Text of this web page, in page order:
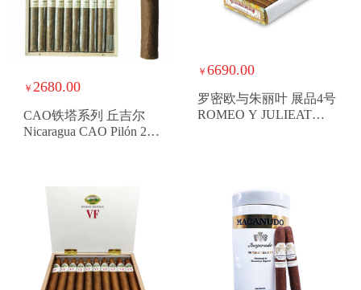
￥ 2680.00
CAO铁塔系列 丘吉尔
Nicaragua CAO Pilón 20
￥ 6690.00
罗密欧与朱丽叶 展品4号
ROMEO Y JULIEAT